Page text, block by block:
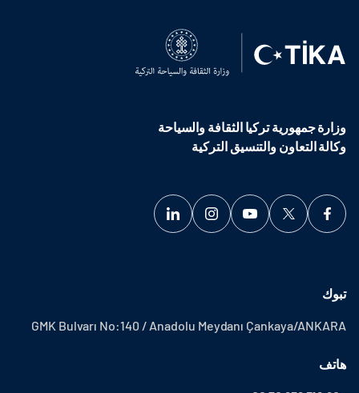
وزارة جمهورية تركيا الثقافة والسياحة
وكالة التعاون والتنسيق التركية
تبوك
GMK Bulvarı No:140 / Anadolu Meydanı Çankaya/ANKARA
هاتف